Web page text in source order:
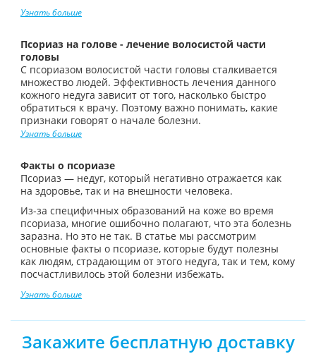
Узнать больше
Псориаз на голове - лечение волосистой части
головы
С псориазом волосистой части головы сталкивается
множество людей. Эффективность лечения данного
кожного недуга зависит от того, насколько быстро
обратиться к врачу. Поэтому важно понимать, какие
признаки говорят о начале болезни.
Узнать больше
Факты о псориазе
Псориаз — недуг, который негативно отражается как
на здоровье, так и на внешности человека.
Из-за специфичных образований на коже во время
псориаза, многие ошибочно полагают, что эта болезнь
заразна. Но это не так. В статье мы рассмотрим
основные факты о псориазе, которые будут полезны
как людям, страдающим от этого недуга, так и тем, кому
посчастливилось этой болезни избежать.
Узнать больше
Закажите бесплатную доставку